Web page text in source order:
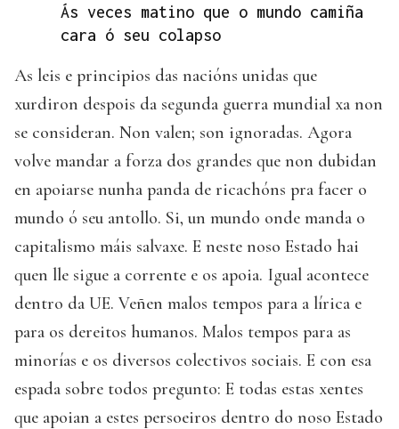
Ás veces matino que o mundo camiña
cara ó seu colapso
As leis e principios das nacións unidas que
xurdiron despois da segunda guerra mundial xa non
se consideran. Non valen; son ignoradas. Agora
volve mandar a forza dos grandes que non dubidan
en apoiarse nunha panda de ricachóns pra facer o
mundo ó seu antollo. Si, un mundo onde manda o
capitalismo máis salvaxe. E neste noso Estado hai
quen lle sigue a corrente e os apoia. Igual acontece
dentro da UE. Veñen malos tempos para a lírica e
para os dereitos humanos. Malos tempos para as
minorías e os diversos colectivos sociais. E con esa
espada sobre todos pregunto: E todas estas xentes
que apoian a estes persoeiros dentro do noso Estado